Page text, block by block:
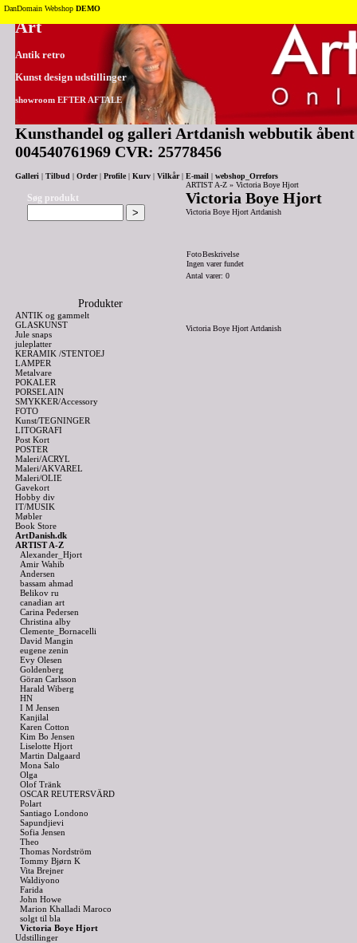
Tilbage til toppen
Art
Antik retro
Kunst design udstillinger
showroom EFTER AFTALE
Kunsthandel og galleri Artdanish webbutik
004540761969 CVR: 25778456
Galleri Tilbud Order| Profile| Kurv Vilkår| E-mail webshop_Orrefors
Søg produkt
Produkter
ANTIK og gammelt
GLASKUNST
Jule snaps
juleplatter
KERAMIK /STENTOEJ
LAMPER
Metalvare
POKALER
PORSELAIN
SMYKKER/Accessory
FOTO
Kunst/TEGNINGER
LITOGRAFI
Post Kort
POSTER
Maleri/ACRYL
Maleri/AKVAREL
Maleri/OLIE
Gavekort
Hobby div
IT/MUSIK
Møbler
Book Store
ArtDanish.dk
ARTIST A-Z
Alexander_Hjort
Amir Wahib
Andersen
bassam ahmad
Belikov ru
canadian art
Carina Pedersen
Christina alby
Clemente_Bornacelli
David Mangin
eugene zenin
Evy Olesen
Goldenberg
Göran Carlsson
Harald Wiberg
HN
I M Jensen
Kanjilal
Karen Cotton
Kim Bo Jensen
Liselotte Hjort
Martin Dalgaard
Mona Salo
Olga
Olof Tränk
OSCAR REUTERSVÄRD
Polart
Santiago Londono
Sapundjievi
Sofia Jensen
Theo
Thomas Nordström
Tommy Bjørn K
Vita Brejner
Waldiyono
Farida
John Howe
Marion Khalladi Maroco
solgt til bla
Victoria Boye Hjort
Udstillinger
ARTIST A-Z » Victoria Boye Hjort
Victoria Boye Hjort
Victoria Boye Hjort Artdanish
FotoBeskrivelse
Ingen varer fundet
Antal varer: 0
Victoria Boye Hjort Artdanish
DanDomain Webshop DEMO